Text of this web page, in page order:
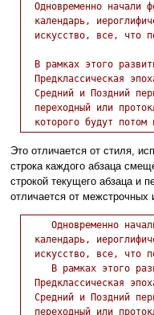
Одновременно начали
календарь,
искусство, все, что
В рамках этого
Предклассическая
Средний и Поздний
переходный или
Это отличается от стиля,
строка каждого абзаца
строкой текущего абзаца и
отличается от межстрочных
Одновременно
календарь,
искусство, все, что
В рамках этого
Предклассическая
Средний и Поздний
переходный или